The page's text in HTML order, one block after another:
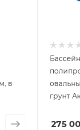
Бассейн
овальный
грунт
275